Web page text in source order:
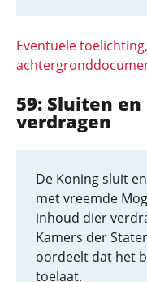
Eventuele
59: Sluiten
verdragen
De Koning sluit
met vreemde
inhoud dier
Kamers der
oordeelt dat het
toelaat.